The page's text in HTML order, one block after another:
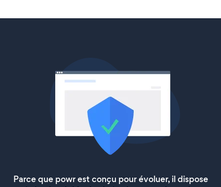
Parce que powr est conçu pour évoluer, il dispose